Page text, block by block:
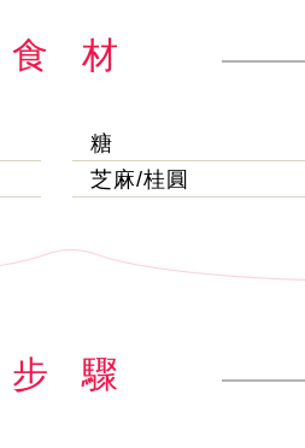
食 材
糖
芝麻/桂圓
步 驟